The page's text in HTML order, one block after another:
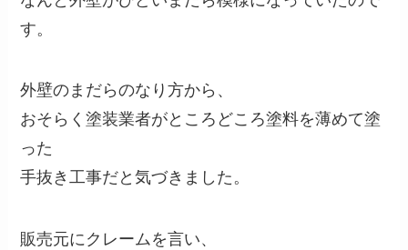
す。
外壁のまだらのなり方から、
おそらく塗装業者がところどころ塗料を薄めて塗
った
手抜き工事だと気づきました。
販売元にクレームを言い、